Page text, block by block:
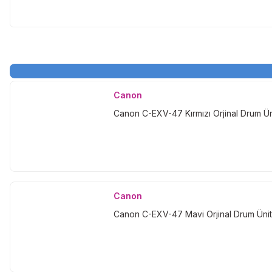
Canon
Canon C-EXV-47 Kırmızı Orjinal Drum
Canon
Canon C-EXV-47 Mavi Orjinal Drum